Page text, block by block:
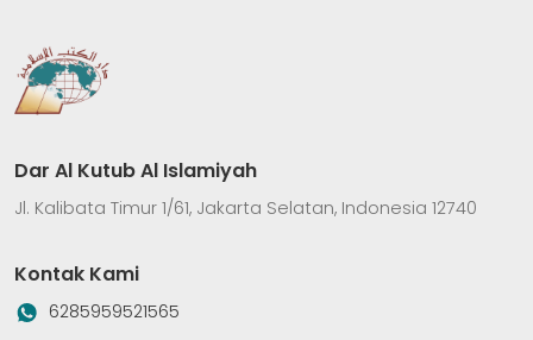
Dar Al Kutub Al Islamiyah
Jl. Kalibata Timur 1/61, Jakarta Selatan, Indonesia 12740
Kontak Kami
6285959521565